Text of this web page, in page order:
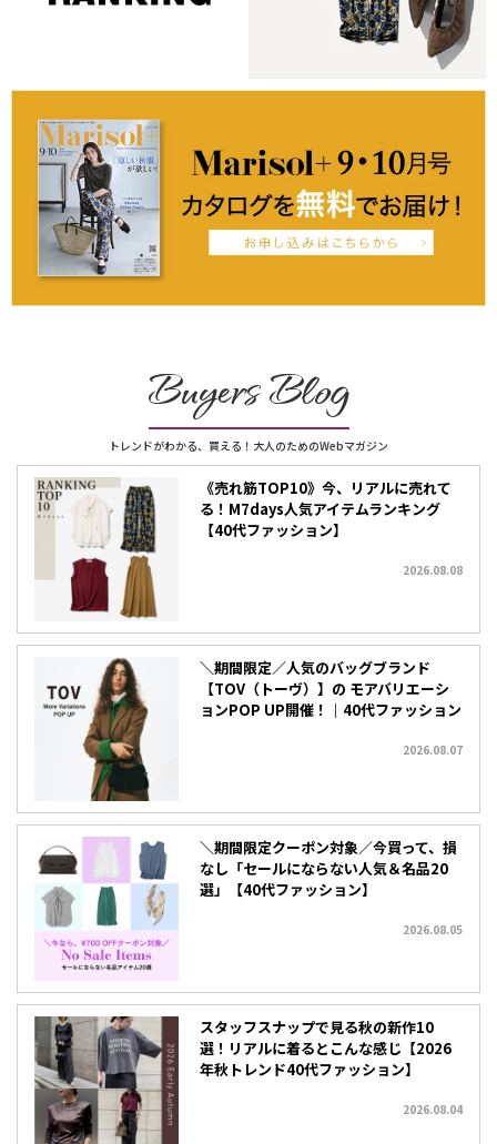
Buyers Blog
トレンドがわかる、買える！大人のためのWebマガジン
《売れ筋TOP10》今、リアルに売れて
る！M7days人気アイテムランキング
【40代ファッション】
2026.08.08
＼期間限定／人気のバッグブランド
【TOV（トーヴ）】の モアバリエーシ
ョンPOP UP開催！｜40代ファッション
2026.08.07
＼期間限定クーポン対象／今買って、損
なし「セールにならない人気＆名品20
選」【40代ファッション】
2026.08.05
スタッフスナップで見る秋の新作10
選！リアルに着るとこんな感じ【2026
年秋トレンド40代ファッション】
2026.08.04